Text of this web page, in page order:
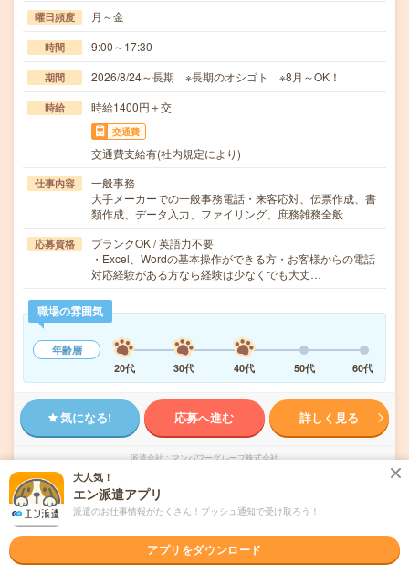
曜日頻度 月～金
時間 9:00～17:30
期間 2026/8/24～長期 ※長期のオシゴト ※8月～OK！
時給 時給1400円＋交
交通費
交通費支給有(社内規定により)
仕事内容
一般事務
大手メーカーでの一般事務電話・来客応対、伝票作成、書
類作成、データ入力、ファイリング、庶務雑務全般
応募資格
ブランクOK / 英語力不要
・Excel、Wordの基本操作ができる方・お客様からの電話
対応経験がある方なら経験は少なくでも大丈…
職場の雰囲気
年齢層
20代
30代 40代 50代 60代
気になる! 応募へ進む 詳しく見る
派遣会社 マンパワーグループ株式会社
未読 掲載日 2026/08/03
扶養内！秋田市中心地×人気の庶務事務
大人気！
エン派遣アプリ
派遣のお仕事情報がたくさん！プッシュ通知で受け取ろう！
アプリをダウンロード